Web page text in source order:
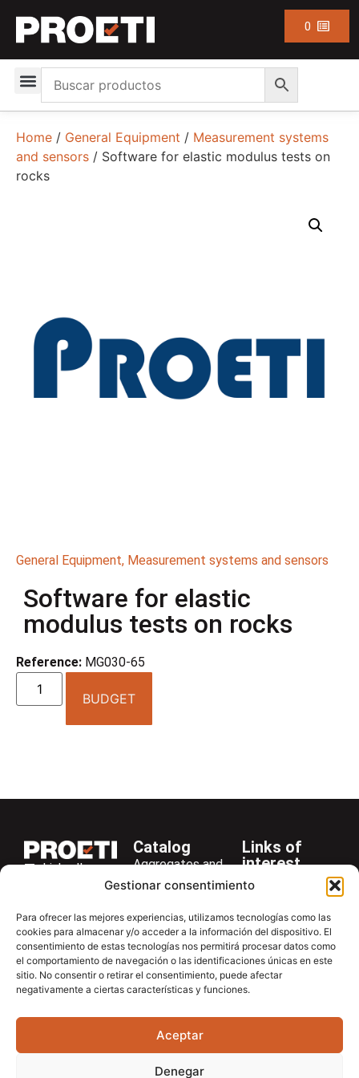
Gestionar consentimiento
Para ofrecer las mejores experiencias, utilizamos tecnologías como las
cookies para almacenar y/o acceder a la información del dispositivo. El
consentimiento de estas tecnologías nos permitirá procesar datos como
el comportamiento de navegación o las identificaciones únicas en este
sitio. No consentir o retirar el consentimiento, puede afectar
negativamente a ciertas características y funciones.
Aceptar
Denegar
0
Home / General Equipment / Measurement systems
and sensors / Software for elastic modulus tests on
rocks
General Equipment, Measurement systems and sensors
Software for elastic
modulus tests on rocks
Reference: MG030-65
BUDGET
LinkedIn
+34 916 28
29 40
proetisa@proetisa.com
Ctra de
Algete, Av
M-106, Km
Algete,
Catalog
Aggregates and
Rocks
Asphalt
Cements
Concrete
Soils
Soilmatic
Steels
Links of
interest
Company
News
Newsletter
Download
Contac